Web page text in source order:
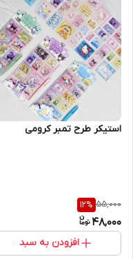
استیکر طرح تمبر کرومی
55,000
12%
48,000
افزودن به سبد